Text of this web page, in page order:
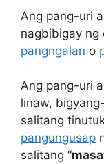
Ang pang-uri
nagbibigay ng
pangngalan o
Ang pang-uri
linaw,
salitang
pangungusap
salitang “